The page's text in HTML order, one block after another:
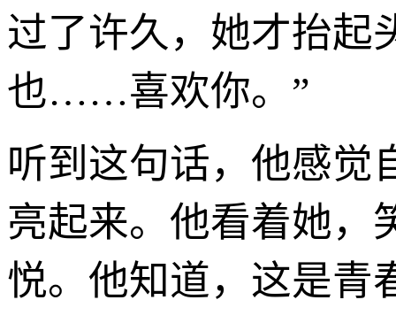
过了许久，她才抬起
也……喜欢你。”
听到这句话，他感觉
亮起来。他看着她，
悦。他知道，这是青